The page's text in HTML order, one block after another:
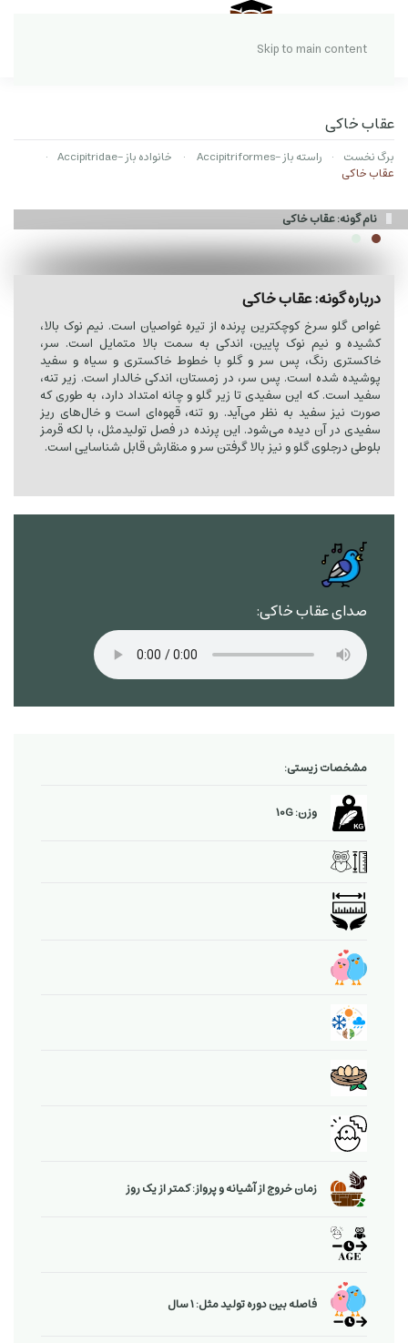
Skip to main content
عقاب خاکی
برگ نخست راسته باز -Accipitriformes
خانواده باز -Accipitridae
عقاب خاکی
نام گونه: عقاب خاکی
درباره گونه: عقاب خاکی
غواص گلو سرخ کوچکترین پرنده از تیره غواصیان است. نیم نوک بالا،
کشیده و نیم نوک پایین، اندکی به سمت بالا متمایل است. سر،
خاکستری رنگ، پس سر و گلو با خطوط خاکستری و سیاه و سفید
پوشیده شده است. پس سر، در زمستان، اندکی خالدار است. زیر تنه،
سفید است. که این سفیدی تا زیر گلو و چانه امتداد دارد، به طوری که
صورت نیز سفید به نظر می‌آید. رو تنه، قهوه‌ای است و خال‌های ریز
سفیدی در آن دیده می‌شود. این پرنده در فصل تولیدمثل، با لکه قرمز
بلوطی درجلوی گلو و نیز بالا گرفتن سر و منقارش قابل شناسایی است.
صدای عقاب خاکی:
مشخصات زیستی:
وزن: 10G
زمان خروج از آشیانه و پرواز: کمتر از یک روز
فاصله بین دوره تولید مثل: 1 سال